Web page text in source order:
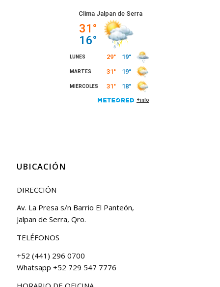
UBICACIÓN
DIRECCIÓN
Av. La Presa s/n Barrio El Panteón,
Jalpan de Serra, Qro.
TELÉFONOS
+52 (441) 296 0700
Whatsapp +52 729 547 7776